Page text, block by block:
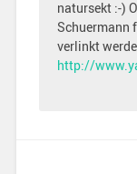
natursekt :-)
Schuermann
verlinkt
http://